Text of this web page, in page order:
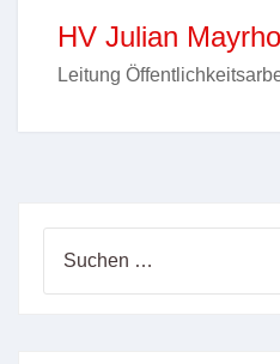
HV Julian
Leitung